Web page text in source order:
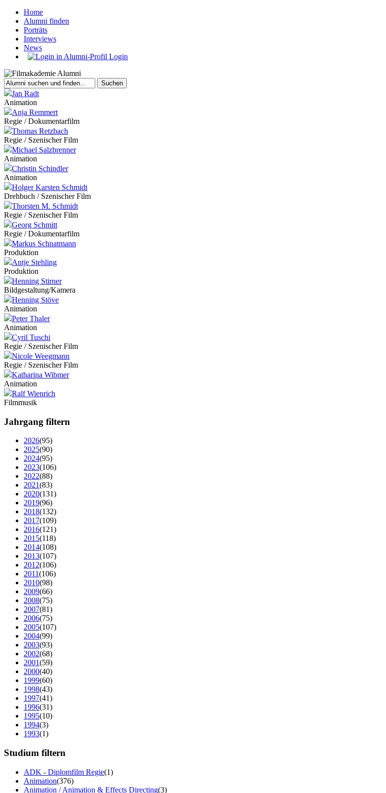
Home
Alumni finden
Porträts
Interviews
News
Login
Jan Radt
Animation
Anja Remmert
Regie / Dokumentarfilm
Thomas Retzbach
Regie / Szenischer Film
Michael Salzbrenner
Animation
Christin Schindler
Animation
Holger Karsten Schmidt
Drehbuch / Szenischer Film
Thorsten M. Schmidt
Regie / Szenischer Film
Georg Schmitt
Regie / Dokumentarfilm
Markus Schnatmann
Produktion
Antje Stehling
Produktion
Henning Stirner
Bildgestaltung/Kamera
Henning Stöve
Animation
Peter Thaler
Animation
Cyril Tuschi
Regie / Szenischer Film
Nicole Weegmann
Regie / Szenischer Film
Katharina Wibmer
Animation
Ralf Wienrich
Filmmusik
Jahrgang filtern
2026(95)
2025(90)
2024(95)
2023(106)
2022(88)
2021(83)
2020(131)
2019(96)
2018(132)
2017(109)
2016(121)
2015(118)
2014(108)
2013(107)
2012(106)
2011(106)
2010(98)
2009(66)
2008(75)
2007(81)
2006(75)
2005(107)
2004(99)
2003(93)
2002(68)
2001(59)
2000(40)
1999(60)
1998(43)
1997(41)
1996(31)
1995(10)
1994(3)
1993(1)
Studium filtern
ADK - Diplomfilm Regie(1)
Animation(376)
Animation / Animation & Effects Directing(3)